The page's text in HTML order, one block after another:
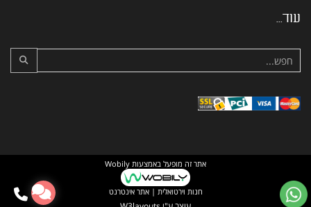
עוד...
אתר זה מופעל באמצעות Wobily
חנות וירטואלית | אתר אינטרנט